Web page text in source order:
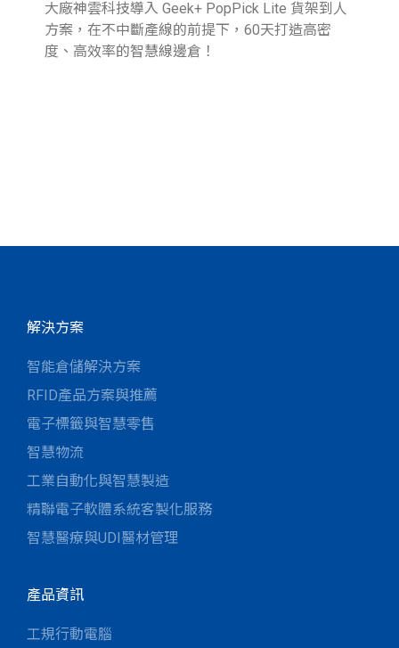
大廠神雲科技導入 Geek+ PopPick Lite 貨架到人
方案，在不中斷產線的前提下，60天打造高密
度、高效率的智慧線邊倉！
解決方案
智能倉儲解決方案
RFID產品方案與推薦
電子標籤與智慧零售
智慧物流
工業自動化與智慧製造
精聯電子軟體系統客製化服務
智慧醫療與UDI醫材管理
產品資訊
工規行動電腦